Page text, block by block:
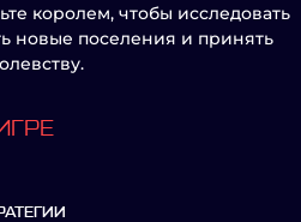
королем, чтобы исследовать
новые поселения и принять